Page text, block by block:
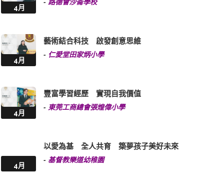
4月
4月
藝術結合科技 啟發創意思維
- 仁愛堂田家炳小學
4月
豐富學習經歷 實現自我價值
- 東莞工商總會張煌偉小學
4月
以愛為基 全人共育 築夢孩子美好未來
- 基督教樂道幼稚園